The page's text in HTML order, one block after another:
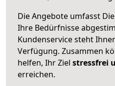
Die Angebote umfasst
Ihre Bedürfnisse
Kundenservice steht
Verfügung. Zusammen
helfen, Ihr Ziel stressfrei
erreichen.